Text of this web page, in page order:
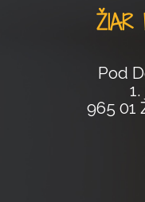
ŽIAR
Pod
965 01